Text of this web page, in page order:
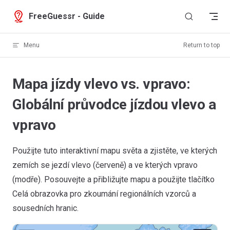
Skip to content
FreeGuessr - Guide
Menu Return to top
Mapa jízdy vlevo vs. vpravo:
Globální průvodce jízdou vlevo a
vpravo
Použijte tuto interaktivní mapu světa a zjistěte, ve kterých
zemích se jezdí vlevo (červeně) a ve kterých vpravo
(modře). Posouvejte a přibližujte mapu a použijte tlačítko
Celá obrazovka pro zkoumání regionálních vzorců a
sousedních hranic.